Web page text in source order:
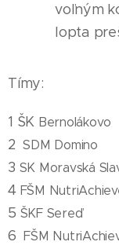
voľným
lopta
Tímy:
1 ŠK Bernolákovo
2SDM Domino
3 SK Moravská
4 FŠM
5 ŠKF Sereď
6 FŠM